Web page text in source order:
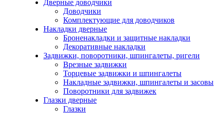
Дверные доводчики
Доводчики
Комплектующие для доводчиков
Накладки дверные
Броненакладки и защитные накладки
Декоративные накладки
Задвижки, поворотники, шпингалеты, ригели
Врезные задвижки
Торцевые задвижки и шпингалеты
Накладные задвижки, шпингалеты и засовы
Поворотники для задвижек
Глазки дверные
Глазки